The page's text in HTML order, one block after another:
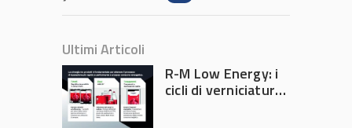
Ultimi Articoli
R-M Low Energy: i
cicli di verniciatura